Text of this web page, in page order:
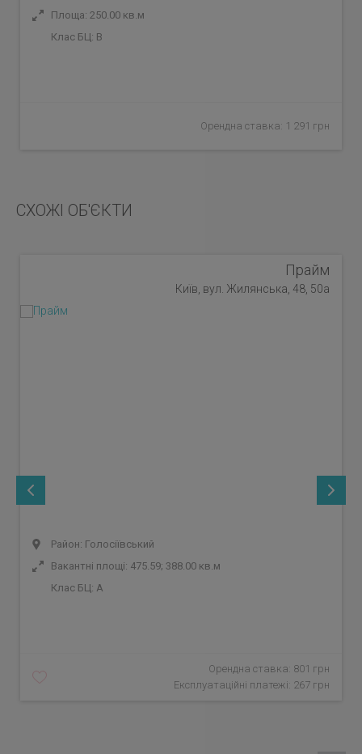
Площа: 250.00 кв.м
Клас БЦ: B
Орендна ставка: 1 291 грн
СХОЖІ ОБ'ЄКТИ
Прайм
Київ, вул. Жилянська, 48, 50а
Район: Голосіївський
Вакантні площі: 475.59; 388.00 кв.м
Клас БЦ: A
Орендна ставка: 801 грн
Експлуатаційні платежі: 267 грн